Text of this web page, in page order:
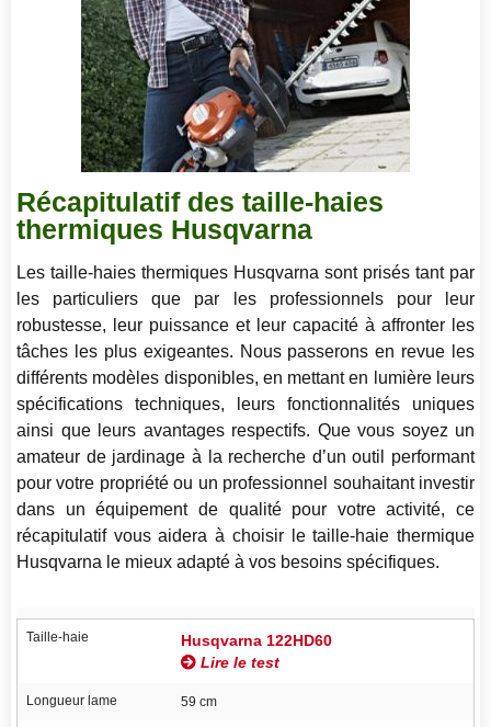
Récapitulatif des taille-haies
thermiques Husqvarna
Les taille-haies thermiques Husqvarna sont prisés tant par
les particuliers que par les professionnels pour leur
robustesse, leur puissance et leur capacité à affronter les
tâches les plus exigeantes. Nous passerons en revue les
différents modèles disponibles, en mettant en lumière leurs
spécifications techniques, leurs fonctionnalités uniques
ainsi que leurs avantages respectifs. Que vous soyez un
amateur de jardinage à la recherche d’un outil performant
pour votre propriété ou un professionnel souhaitant investir
dans un équipement de qualité pour votre activité, ce
récapitulatif vous aidera à choisir le taille-haie thermique
Husqvarna le mieux adapté à vos besoins spécifiques.
Taille-haie
Husqvarna 122HD60
Lire le test
Longueur lame 59 cm